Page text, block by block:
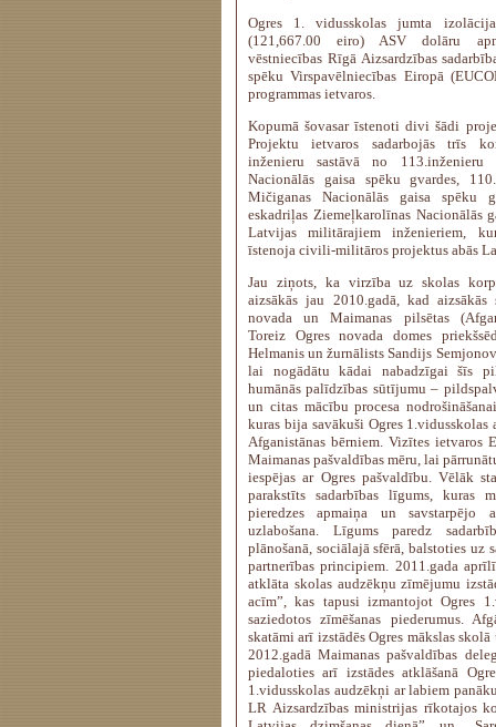
Ogres 1. vidusskolas jumta
(121,667.00 eiro) ASV dolāru
vēstniecības Rīgā Aizsardzības
spēku Virspavēlniecības Eiropā
programmas ietvaros.
Kopumā šovasar īstenoti divi šādi
Projektu ietvaros sadarbojās trīs
inženieru sastāvā no 113.inženieru
Nacionālās gaisa spēku gvardes,
Mičiganas Nacionālās gaisa spēku
eskadriļas Ziemeļkarolīnas Nacionālās
Latvijas militārajiem inženieriem,
īstenoja civili-militāros projektus abās
Jau ziņots, ka virzība uz skolas
aizsākās jau 2010.gadā, kad aizsākās
novada un Maimanas pilsētas
Toreiz Ogres novada domes
Helmanis un žurnālists Sandijs
lai nogādātu kādai nabadzīgai šīs
humānās palīdzības sūtījumu –
un citas mācību procesa
kuras bija savākuši Ogres
Afganistānas bērniem. Vizītes ietvaros
Maimanas pašvaldības mēru, lai
iespējas ar Ogres pašvaldību. Vēlāk
parakstīts sadarbības līgums, kuras
pieredzes apmaiņa un savstarpējo
uzlabošana. Līgums paredz
plānošanā, sociālajā sfērā, balstoties uz
partnerības principiem. 2011.gada
atklāta skolas audzēkņu zīmējumu
acīm”, kas tapusi izmantojot Ogres
saziedotos zīmēšanas piederumus.
skatāmi arī izstādēs Ogres mākslas
2012.gadā Maimanas pašvaldības
piedaloties arī izstādes atklāšanā
1.vidusskolas audzēkņi ar labiem
LR Aizsardzības ministrijas rīkotajos